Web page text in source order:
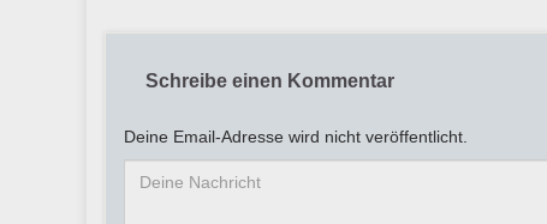
Schreibe einen Kommentar
Deine Email-Adresse wird nicht veröffentlicht.